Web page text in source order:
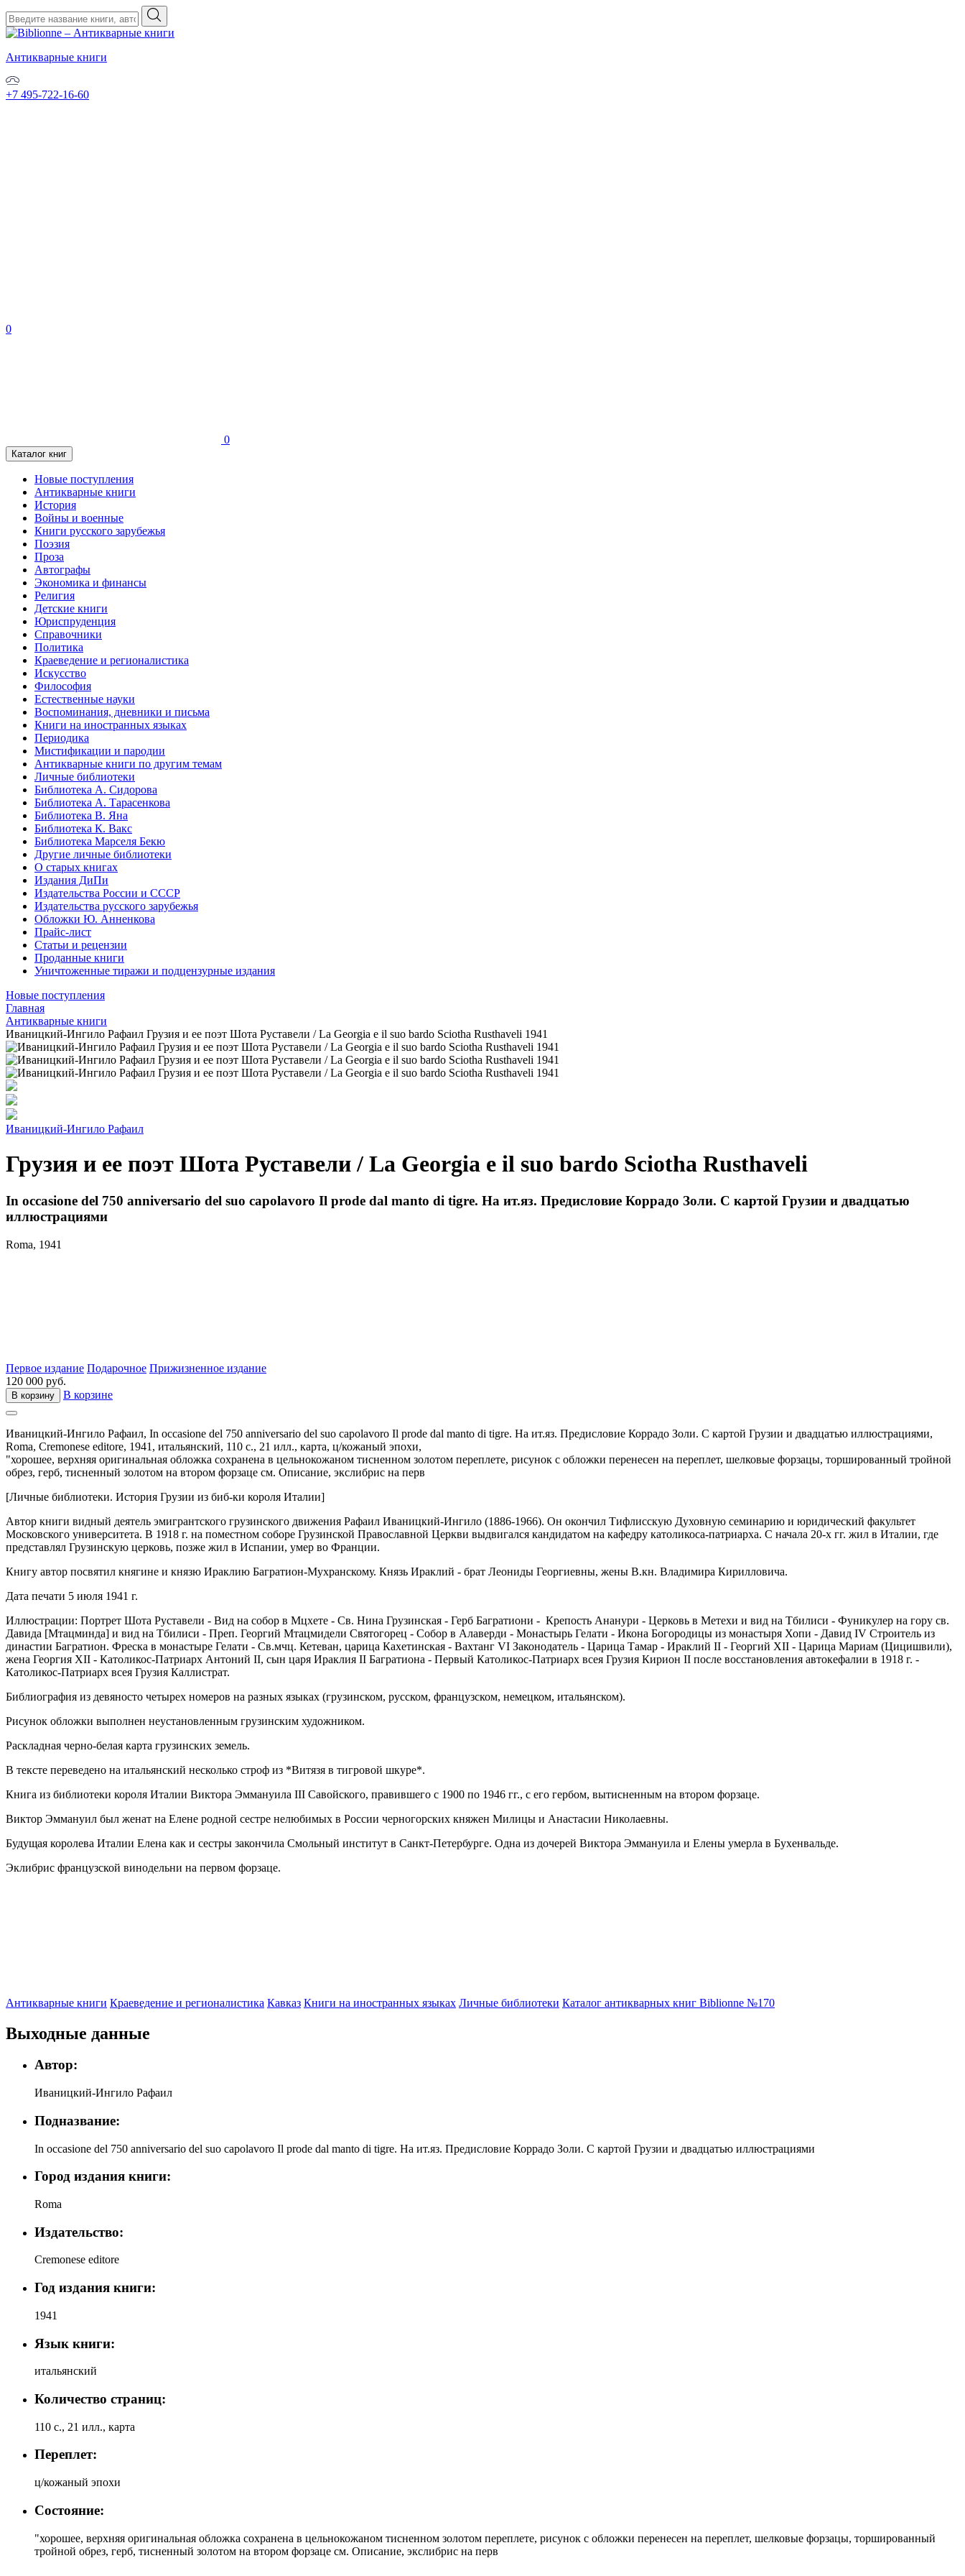
Антикварные книги
+7 495-722-16-60
0
0
Каталог книг
Новые поступления
Антикварные книги
История
Войны и военные
Книги русского зарубежья
Поэзия
Проза
Автографы
Экономика и финансы
Религия
Детские книги
Юриспруденция
Справочники
Политика
Краеведение и регионалистика
Искусство
Философия
Естественные науки
Воспоминания, дневники и письма
Книги на иностранных языках
Периодика
Мистификации и пародии
Антикварные книги по другим темам
Личные библиотеки
Библиотека А. Сидорова
Библиотека А. Тарасенкова
Библиотека В. Яна
Библиотека К. Вакс
Библиотека Марселя Бекю
Другие личные библиотеки
О старых книгах
Издания ДиПи
Издательства России и СССР
Издательства русского зарубежья
Обложки Ю. Анненкова
Прайс-лист
Статьи и рецензии
Проданные книги
Уничтоженные тиражи и подцензурные издания
Новые поступления
Главная
Антикварные книги
Иваницкий-Ингило Рафаил Грузия и ее поэт Шота Руставели / La Georgia e il suo bardo Sciotha Rusthaveli 1941
Иваницкий-Ингило Рафаил
Грузия и ее поэт Шота Руставели / La Georgia e il suo bardo Sciotha Rusthaveli
In occasione del 750 anniversario del suo capolavoro Il prode dal manto di tigre. На ит.яз. Предисловие Коррадо Золи. С картой Грузии и двадцатью
иллюстрациями
Roma, 1941
Первое издание Подарочное Прижизненное издание
120 000 руб.
В корзину В корзине
Иваницкий-Ингило Рафаил, In occasione del 750 anniversario del suo capolavoro Il prode dal manto di tigre. На ит.яз. Предисловие Коррадо Золи. С картой Грузии и двадцатью иллюстрациями,
Roma, Cremonese editore, 1941, итальянский, 110 с., 21 илл., карта, ц/кожаный эпохи,
"хорошее, верхняя оригинальная обложка сохранена в цельнокожаном тисненном золотом переплете, рисунок с обложки перенесен на переплет, шелковые форзацы, торшированный тройной
обрез, герб, тисненный золотом на втором форзаце см. Описание, экслибрис на перв
[Личные библиотеки. История Грузии из биб-ки короля Италии]
Автор книги видный деятель эмигрантского грузинского движения Рафаил Иваницкий-Ингило (1886-1966). Он окончил Тифлисскую Духовную семинарию и юридический факультет
Московского университета. В 1918 г. на поместном соборе Грузинской Православной Церкви выдвигался кандидатом на кафедру католикоса-патриарха. С начала 20-х гг. жил в Италии, где
представлял Грузинскую церковь, позже жил в Испании, умер во Франции.
Книгу автор посвятил княгине и князю Ираклию Багратион-Мухранскому. Князь Ираклий - брат Леониды Георгиевны, жены В.кн. Владимира Кирилловича.
Дата печати 5 июля 1941 г.
Иллюстрации: Портрет Шота Руставели - Вид на собор в Мцхете - Св. Нина Грузинская - Герб Багратиони - Крепость Ананури - Церковь в Метехи и вид на Тбилиси - Фуникулер на гору св.
Давида [Мтацминда] и вид на Тбилиси - Преп. Георгий Мтацмидели Святогорец - Собор в Алаверди - Монастырь Гелати - Икона Богородицы из монастыря Хопи - Давид IV Строитель из
династии Багратион. Фреска в монастыре Гелати - Св.мчц. Кетеван, царица Кахетинская - Вахтанг VI Законодатель - Царица Тамар - Ираклий II - Георгий XII - Царица Мариам (Цицишвили),
жена Георгия XII - Католикос-Патриарх Антоний II, сын царя Ираклия II Багратиона - Первый Католикос-Патриарх всея Грузия Кирион II после восстановления автокефалии в 1918 г. -
Католикос-Патриарх всея Грузия Каллистрат.
Библиография из девяносто четырех номеров на разных языках (грузинском, русском, французском, немецком, итальянском).
Рисунок обложки выполнен неустановленным грузинским художником.
Раскладная черно-белая карта грузинских земель.
В тексте переведено на итальянский несколько строф из *Витязя в тигровой шкуре*.
Книга из библиотеки короля Италии Виктора Эммануила III Савойского, правившего с 1900 по 1946 гг., с его гербом, вытисненным на втором форзаце.
Виктор Эммануил был женат на Елене родной сестре нелюбимых в России черногорских княжен Милицы и Анастасии Николаевны.
Будущая королева Италии Елена как и сестры закончила Смольный институт в Санкт-Петербурге. Одна из дочерей Виктора Эммануила и Елены умерла в Бухенвальде.
Эклибрис французской винодельни на первом форзаце.
Антикварные книги Краеведение и регионалистика Кавказ Книги на иностранных языках Личные библиотеки Каталог антикварных книг Biblionne №170
Выходные данные
Автор:
Иваницкий-Ингило Рафаил
Подназвание:
In occasione del 750 anniversario del suo capolavoro Il prode dal manto di tigre. На ит.яз. Предисловие Коррадо Золи. С картой Грузии и двадцатью иллюстрациями
Город издания книги:
Roma
Издательство:
Cremonese editore
Год издания книги:
1941
Язык книги:
итальянский
Количество страниц:
110 с., 21 илл., карта
Переплет:
ц/кожаный эпохи
Состояние:
"хорошее, верхняя оригинальная обложка сохранена в цельнокожаном тисненном золотом переплете, рисунок с обложки перенесен на переплет, шелковые форзацы, торшированный
тройной обрез, герб, тисненный золотом на втором форзаце см. Описание, экслибрис на перв